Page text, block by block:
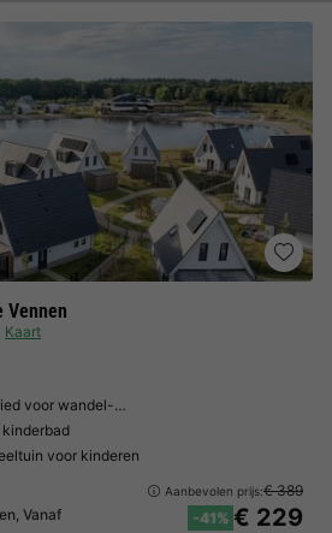
Vennen
Kaart
voor wandel-…
voor kinderen
Vanaf
Aanbevolen prijs:€ 389
-41% € 229